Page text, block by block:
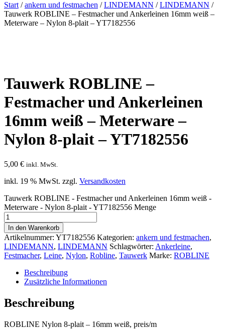
Start /ankern und festmachen /LINDEMANN /LINDEMANN /
Tauwerk ROBLINE – Festmacher und Ankerleinen 16mm weiß –
Meterware – Nylon 8-plait – YT7182556
Tauwerk ROBLINE –
Festmacher und Ankerleinen
16mm weiß – Meterware –
Nylon 8-plait – YT7182556
5,00 € inkl. MwSt.
inkl. 19 % MwSt. zzgl. Versandkosten
Tauwerk ROBLINE - Festmacher und Ankerleinen 16mm weiß -
Meterware - Nylon 8-plait - YT7182556 Menge
In den Warenkorb
Artikelnummer: YT7182556 Kategorien: ankern und festmachen,
LINDEMANN, LINDEMANN Schlagwörter: Ankerleine,
Festmacher, Leine, Nylon, Robline, Tauwerk Marke: ROBLINE
Beschreibung
Zusätzliche Informationen
Beschreibung
ROBLINE Nylon 8-plait – 16mm weiß, preis/m